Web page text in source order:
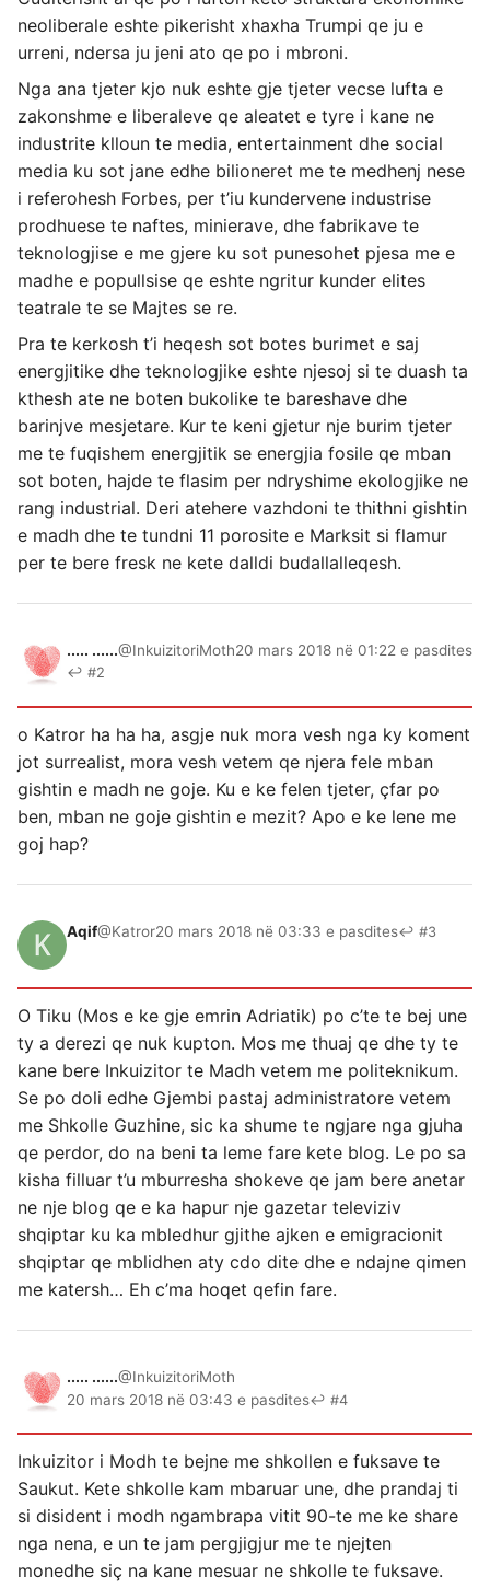
neoliberale eshte pikerisht xhaxha Trumpi qe ju e
urreni, ndersa ju jeni ato qe po i mbroni.
Nga ana tjeter kjo nuk eshte gje tjeter vecse lufta e
zakonshme e liberaleve qe aleatet e tyre i kane ne
industrite klloun te media, entertainment dhe social
media ku sot jane edhe bilioneret me te medhenj nese
i referohesh Forbes, per t’iu kundervene industrise
prodhuese te naftes, minierave, dhe fabrikave te
teknologjise e me gjere ku sot punesohet pjesa me e
madhe e popullsise qe eshte ngritur kunder elites
teatrale te se Majtes se re.
Pra te kerkosh t’i heqesh sot botes burimet e saj
energjitike dhe teknologjike eshte njesoj si te duash ta
kthesh ate ne boten bukolike te bareshave dhe
barinjve mesjetare. Kur te keni gjetur nje burim tjeter
me te fuqishem energjitik se energjia fosile qe mban
sot boten, hajde te flasim per ndryshime ekologjike ne
rang industrial. Deri atehere vazhdoni te thithni gishtin
e madh dhe te tundni 11 porosite e Marksit si flamur
per te bere fresk ne kete dalldi budallalleqesh.
..... ......@InkuizitoriMoth20 mars 2018 në 01:22 e pasdites
↩ #2
o Katror ha ha ha, asgje nuk mora vesh nga ky koment
jot surrealist, mora vesh vetem qe njera fele mban
gishtin e madh ne goje. Ku e ke felen tjeter, çfar po
ben, mban ne goje gishtin e mezit? Apo e ke lene me
goj hap?
Aqif@Katror20 mars 2018 në 03:33 e pasdites↩ #3
O Tiku (Mos e ke gje emrin Adriatik) po c’te te bej une
ty a derezi qe nuk kupton. Mos me thuaj qe dhe ty te
kane bere Inkuizitor te Madh vetem me politeknikum.
Se po doli edhe Gjembi pastaj administratore vetem
me Shkolle Guzhine, sic ka shume te ngjare nga gjuha
qe perdor, do na beni ta leme fare kete blog. Le po sa
kisha filluar t’u mburresha shokeve qe jam bere anetar
ne nje blog qe e ka hapur nje gazetar televiziv
shqiptar ku ka mbledhur gjithe ajken e emigracionit
shqiptar qe mblidhen aty cdo dite dhe e ndajne qimen
me katersh… Eh c’ma hoqet qefin fare.
..... ......@InkuizitoriMoth
20 mars 2018 në 03:43 e pasdites↩ #4
Inkuizitor i Modh te bejne me shkollen e fuksave te
Saukut. Kete shkolle kam mbaruar une, dhe prandaj ti
si disident i modh ngambrapa vitit 90-te me ke share
nga nena, e un te jam pergjigjur me te njejten
monedhe siç na kane mesuar ne shkolle te fuksave.